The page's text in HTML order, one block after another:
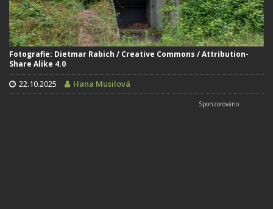
Fotografie: Dietmar Rabich / Creative Commons / Attribution-
Share Alike 4.0
22.10.2025 Hana Musilová